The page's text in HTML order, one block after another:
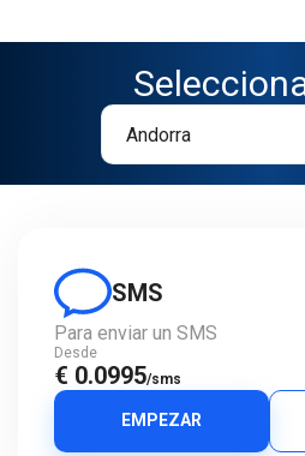
SMS
Para enviar un SMS
Desde
€ 0.0995/sms
EMPEZAR